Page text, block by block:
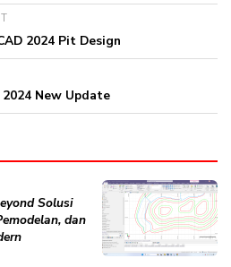
2024 Pit Design
New Update
Solusi
dan